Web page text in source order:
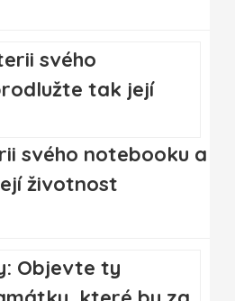
svého notebooku a
životnost